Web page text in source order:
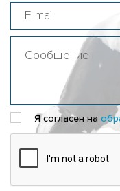
Я согласен на